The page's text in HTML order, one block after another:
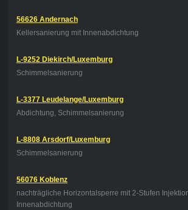
56626 Andernach
Kellersanierung mit Innenabdichtung
L-9252 Diekirch/Luxemburg
Schimmelsanierung
L-3377 Leudelange/Luxemburg
Abdichtung, Schimmelsanierung
L-8808 Arsdorf/Luxemburg
Schimmelsanierung
56076 Koblenz
nachträgliche Horizontalsperre mit 2-Stufen
Innenabdichtung